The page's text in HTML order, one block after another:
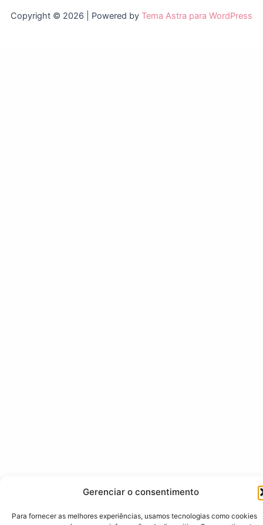
Gerenciar o consentimento
Para fornecer as melhores experiências, usamos tecnologias como cookies
Copyright © 2026 | Powered by Tema Astra para WordPress